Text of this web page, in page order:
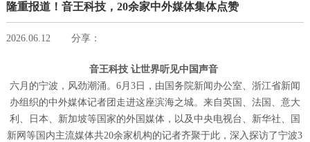
隆重报道！音王科技，20余家中外媒体集体点赞
2026.06.12 分享：
音王科技 让世界听见中国声音
六月的宁波，风劲潮涌。6月3日，由国务院新闻办公室、浙江省新闻
办组织的中外媒体记者团走进这座滨海之城。来自英国、法国、意大
利、日本、新加坡等国家的外国媒体，以及中央电视台、新华社、国
新网等国内主流媒体共20余家机构的记者齐聚于此，深入探访了宁波3